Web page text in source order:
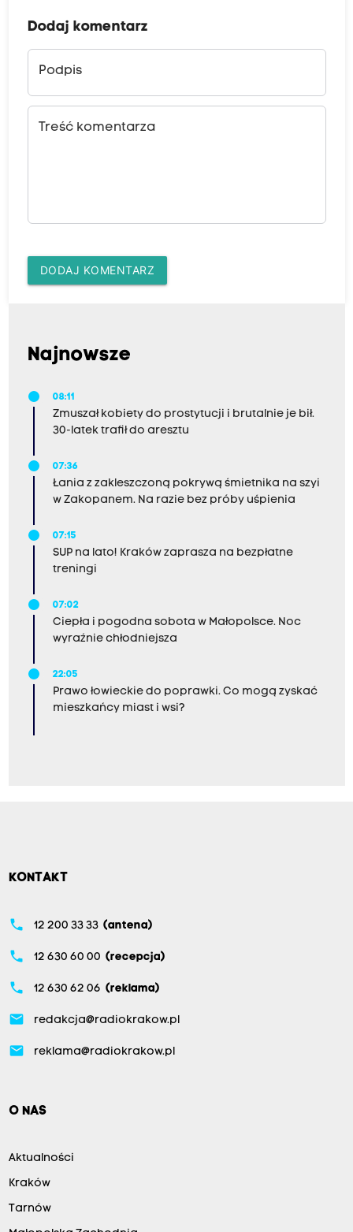
Dodaj komentarz
Podpis
Treść komentarza
DODAJ KOMENTARZ
Najnowsze
08:11
Zmuszał kobiety do prostytucji i brutalnie je bił.
30-latek trafił do aresztu
07:36
Łania z zakleszczoną pokrywą śmietnika na szyi
w Zakopanem. Na razie bez próby uśpienia
07:15
SUP na lato! Kraków zaprasza na bezpłatne
treningi
07:02
Ciepła i pogodna sobota w Małopolsce. Noc
wyraźnie chłodniejsza
22:05
Prawo łowieckie do poprawki. Co mogą zyskać
mieszkańcy miast i wsi?
KONTAKT
phone 12 200 33 33 (antena)
phone 12 630 60 00 (recepcja)
phone 12 630 62 06 (reklama)
email redakcja@radiokrakow.pl
email reklama@radiokrakow.pl
O NAS
Aktualności
Kraków
Tarnów